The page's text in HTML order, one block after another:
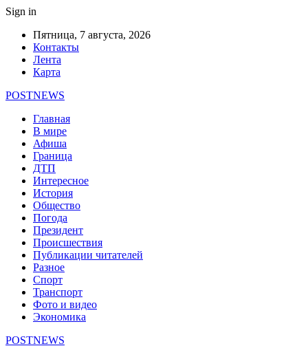
Sign in
Пятница, 7 августа, 2026
Контакты
Лента
Карта
POSTNEWS
Главная
В мире
Афиша
Граница
ДТП
Интересное
История
Общество
Погода
Президент
Происшествия
Публикации читателей
Разное
Спорт
Транспорт
Фото и видео
Экономика
POSTNEWS